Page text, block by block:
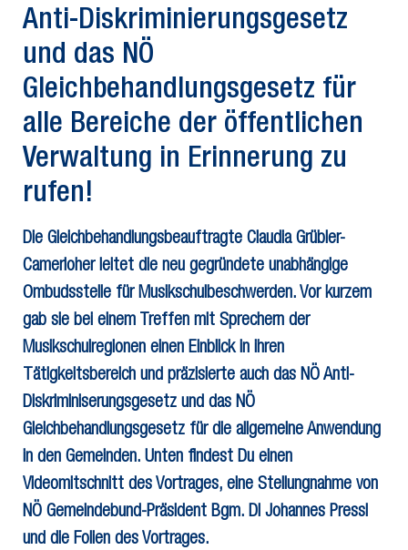
Anti-Diskriminierungsgesetz
und das NÖ
Gleichbehandlungsgesetz für
alle Bereiche der öffentlichen
Verwaltung in Erinnerung zu
rufen!
Die Gleichbehandlungsbeauftragte Claudia Grübler-
Camerloher leitet die neu gegründete unabhängige
Ombudsstelle für Musikschulbeschwerden. Vor kurzem
gab sie bei einem Treffen mit Sprechern der
Musikschulregionen einen Einblick in ihren
Tätigkeitsbereich und präzisierte auch das NÖ Anti-
Diskriminiserungsgesetz und das NÖ
Gleichbehandlungsgesetz für die allgemeine Anwendung
in den Gemeinden. Unten findest Du einen
Videomitschnitt des Vortrages, eine Stellungnahme von
NÖ Gemeindebund-Präsident Bgm. DI Johannes Pressl
und die Folien des Vortrages.